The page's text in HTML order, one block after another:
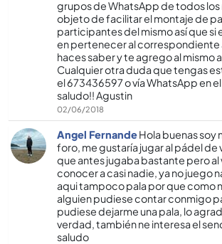
grupos de WhatsApp de todos los
objeto de facilitar el montaje de
participantes del mismo así­ que si
en pertenecer al correspondiente
haces saber y te agrego al mismo
Cualquier otra duda que tengas
el 673436597 o ví­a WhatsApp en
saludo!! Agustin
02/06/2018
Angel FernandeHola buenas soy
foro, me gustarí­a jugar al pádel de
que antes jugaba bastante pero al
conocer a casi nadie, ya no juego
aqui tampoco pala por que como
alguien pudiese contar conmigo
pudiese dejarme una pala, lo
verdad, también ne interesa el
saludo